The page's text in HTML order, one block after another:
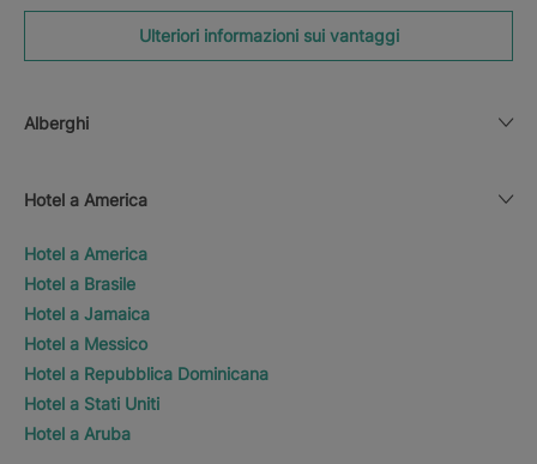
Ulteriori informazioni sui vantaggi
Alberghi
Hotel a America
Hotel a America
Hotel a Brasile
Hotel a Jamaica
Hotel a Messico
Hotel a Repubblica Dominicana
Hotel a Stati Uniti
Hotel a Aruba